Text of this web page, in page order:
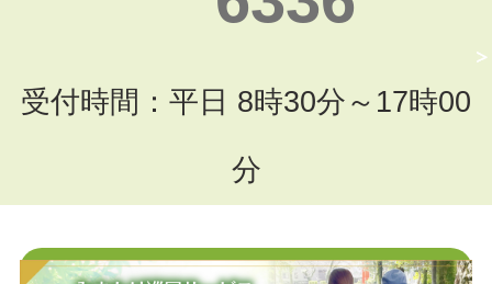
受付時間：平日 8時30分～17時00
分